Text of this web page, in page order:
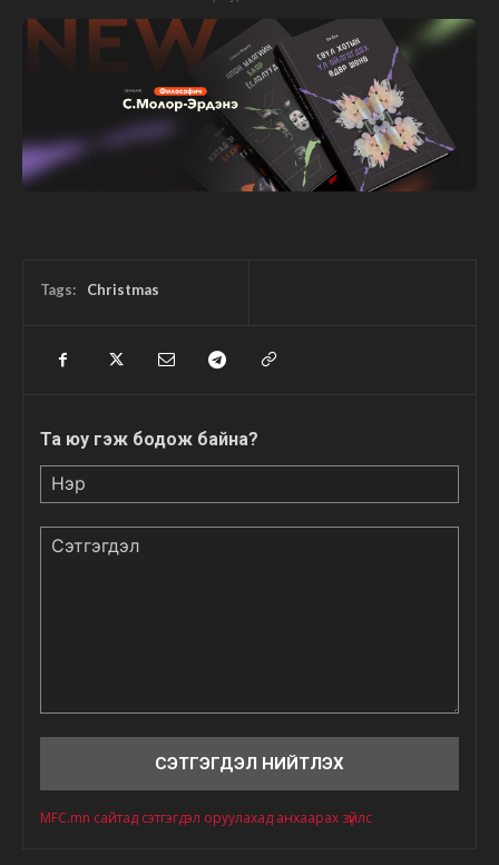
Tags: Christmas
Та юу гэж бодож байна?
MFC.mn сайтад сэтгэгдэл оруулахад анхаарах зүйлс